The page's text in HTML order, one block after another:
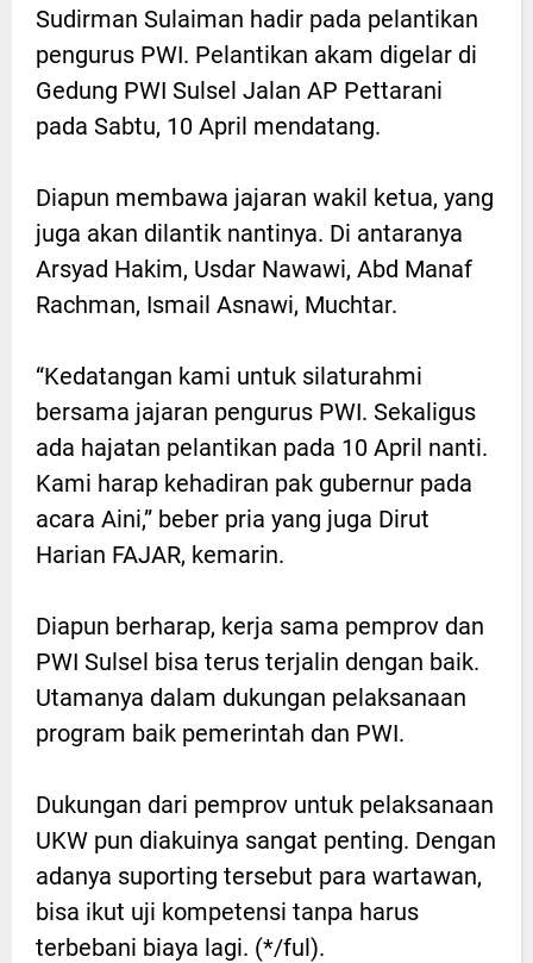
Sudirman Sulaiman hadir pada pelantikan
pengurus PWI. Pelantikan akam digelar di
Gedung PWI Sulsel Jalan AP Pettarani
pada Sabtu, 10 April mendatang.
Diapun membawa jajaran wakil ketua, yang
juga akan dilantik nantinya. Di antaranya
Arsyad Hakim, Usdar Nawawi, Abd Manaf
Rachman, Ismail Asnawi, Muchtar.
“Kedatangan kami untuk silaturahmi
bersama jajaran pengurus PWI. Sekaligus
ada hajatan pelantikan pada 10 April nanti.
Kami harap kehadiran pak gubernur pada
acara Aini,” beber pria yang juga Dirut
Harian FAJAR, kemarin.
Diapun berharap, kerja sama pemprov dan
PWI Sulsel bisa terus terjalin dengan baik.
Utamanya dalam dukungan pelaksanaan
program baik pemerintah dan PWI.
Dukungan dari pemprov untuk pelaksanaan
UKW pun diakuinya sangat penting. Dengan
adanya suporting tersebut para wartawan,
bisa ikut uji kompetensi tanpa harus
terbebani biaya lagi. (*/ful).